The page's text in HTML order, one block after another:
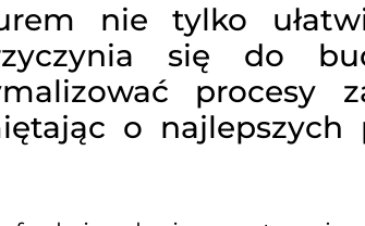
nie tylko
się do
procesy
o najlepszych